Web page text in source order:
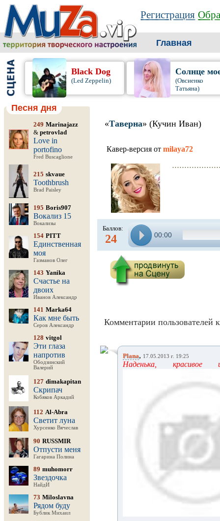
Регистрация
Главная
Black Dog
(Led Zeppelin)
Солнце
(Овсиенко
Татьяна)
Песня дня
249 Marinajazz
& petrovlad
Love in
portofino
Fred Buscaglione
215 skvaue
Toothbrush
Brad Paisley
195 Boris907
Вокализ 15
Вокализы
154 PITT
Единственная
моя
Газманов Олег
143 Yanika
Счастье на
двоих
Иванов Александр
141 Marka64
Как мне быть
Серов Александр
128 vitgol
Эти глаза
напротив
Ободзинский
Валерий
127 dimakapitan
Скрипач
Кобяков Аркадий
112 Al-Abra
Светит луна
Хурсенко Вячеслав
90 RUSSMIR
Отпусти меня
Гагарина Полина
89 muhomorr
Звездочка
НайдИ
73 Miloslavna
Рядом буду
Бублик Михаил
«Таверна» (Кучин Иван)
Кавер-версия от milaya72
Баллов:
24 00:00
Комментарии пользователей
Plana, 17.05.2013 г. 19:25
Наденька,